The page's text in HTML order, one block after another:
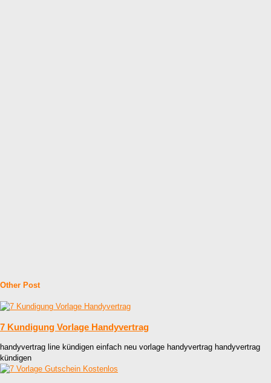
Other Post
7 Kundigung Vorlage Handyvertrag
handyvertrag line kündigen einfach neu vorlage handyvertrag handyvertrag
kündigen